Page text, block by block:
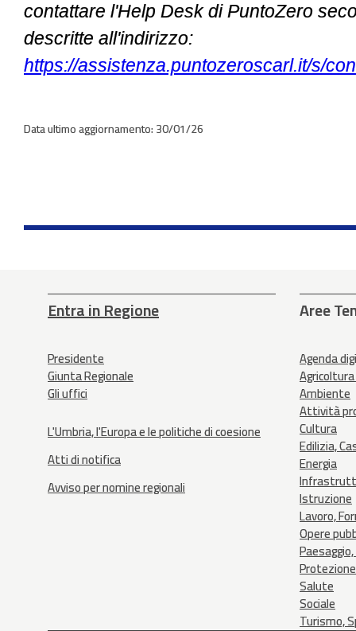
contattare l'Help Desk di PuntoZero
descritte all'indirizzo:
https://assistenza.puntozeroscarl.it/s/
30/01/26
Entra in Regione
Presidente
Giunta Regionale
Gli uffici
L'Umbria, l'Europa e le politiche di coesione
Atti di notifica
Avviso per nomine regionali
Aree
Agenda
Ambiente
Attività
Cultura
Edilizia,
Energia
Istruzione
Lavoro,
Opere
Salute
Sociale
Turismo,